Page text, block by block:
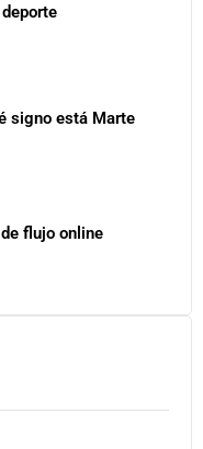
signo está Marte
flujo online